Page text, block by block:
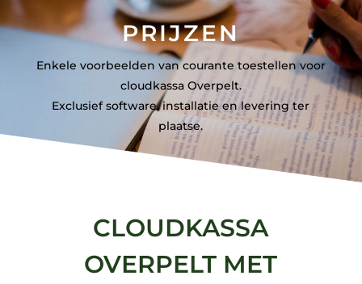
PRIJZEN
Enkele voorbeelden van courante toestellen voor
cloudkassa Overpelt.
Exclusief software, installatie en levering ter
plaatse.
CLOUDKASSA
OVERPELT MET